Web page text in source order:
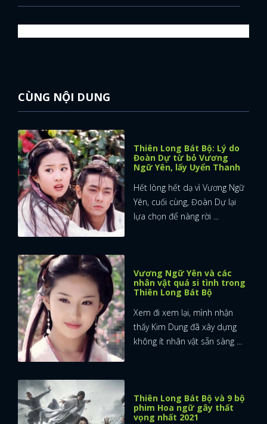
CÙNG NỘI DUNG
Thiên Long Bát Bộ: Lý do
Đoàn Dự từ bỏ Vương
Ngữ Yên, lấy Uyển Thanh
Hết lòng hết dạ vì Vương Ngữ
Yên, cuối cùng, Đoàn Dự lại
lựa chọn để nàng rời ...
Vương Ngữ Yên và các
nhân vật quá si tình trong
Thiên Long Bát Bộ
Xem đi xem lại, mình nhận
thấy Kim Dung đã xây dựng
không ít nhân vật sẵn sàng ...
Thiên Long Bát Bộ và 9 bộ
phim Hoa ngữ gây thất
vọng nhất 2021